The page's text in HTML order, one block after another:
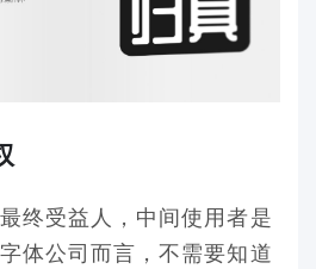
终受益人，中间使用者是
体公司而言，不需要知道